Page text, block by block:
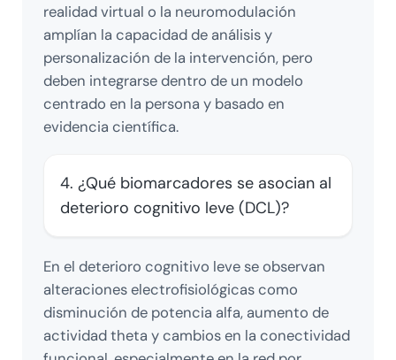
realidad virtual o la neuromodulación
amplían la capacidad de análisis y
personalización de la intervención, pero
deben integrarse dentro de un modelo
centrado en la persona y basado en
evidencia científica.
4. ¿Qué biomarcadores se asocian al
deterioro cognitivo leve (DCL)?
En el deterioro cognitivo leve se observan
alteraciones electrofisiológicas como
disminución de potencia alfa, aumento de
actividad theta y cambios en la conectividad